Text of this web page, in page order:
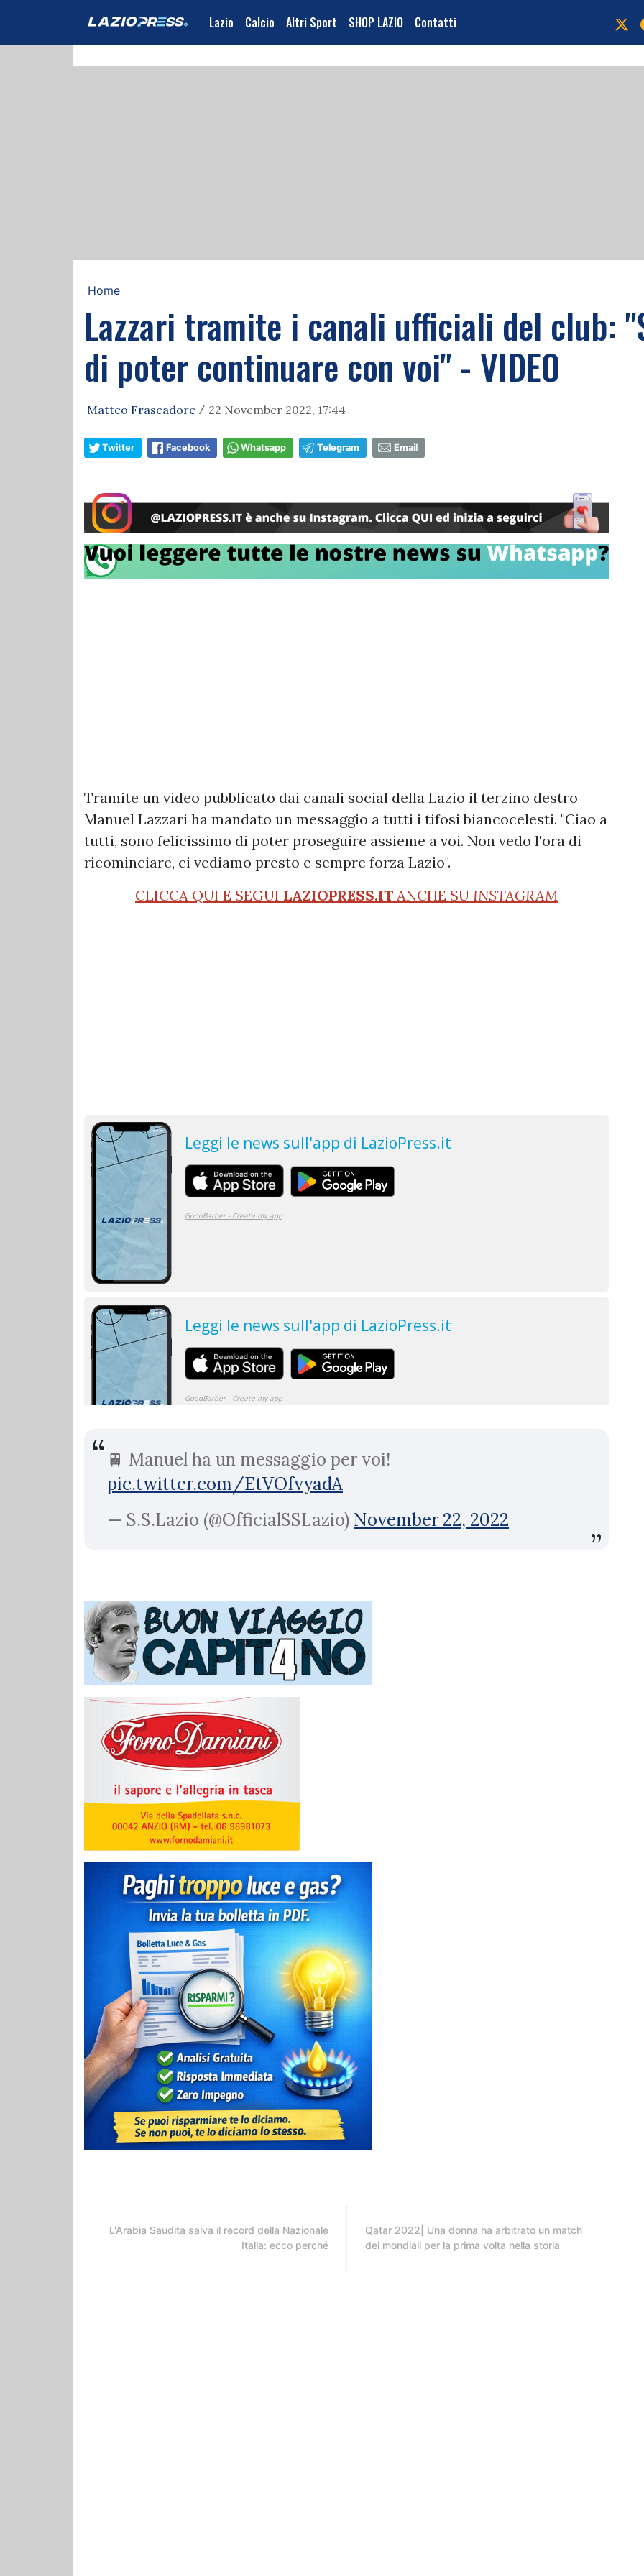
Lazio Calcio Altri Sport SHOP LAZIO Contatti
Home
Lazzari tramite i canali ufficiali del club:
di poter continuare con voi" - VIDEO
Matteo Frascadore / 22 November 2022, 17:44
Twitter Facebook Whatsapp Telegram Email
Tramite un video pubblicato dai canali social della Lazio il terzino destro
Manuel Lazzari ha mandato un messaggio a tutti i tifosi biancocelesti. "Ciao a
tutti, sono felicissimo di poter proseguire assieme a voi. Non vedo l'ora di
ricominciare, ci vediamo presto e sempre forza Lazio".
CLICCA QUI E SEGUI LAZIOPRESS.IT ANCHE SU INSTAGRAM
🚆 Manuel ha un messaggio per voi!
pic.twitter.com/EtVOfvyadA
— S.S.Lazio (@OfficialSSLazio) November 22, 2022
L'Arabia Saudita salva il record della Nazionale
Italia: ecco perché
Qatar 2022| Una donna ha arbitrato un match
dei mondiali per la prima volta nella storia